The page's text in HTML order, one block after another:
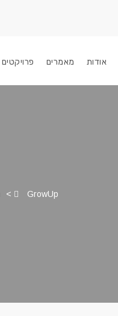
אודות מאמרים פרויקטים
GrowUp
>